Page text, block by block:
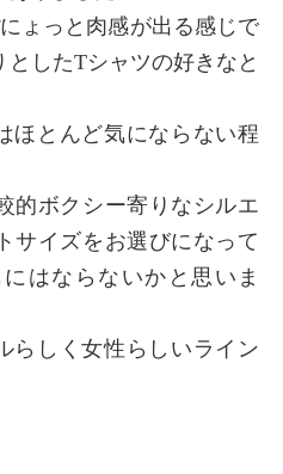
ょっと肉感が出る感じで
したTシャツの好きなと
ほとんど気にならない程
的ボクシー寄りなシルエ
サイズをお選びになって
はならないかと思いま
らしく女性らしいライン